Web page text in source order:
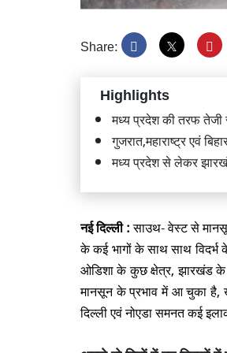
Share:
Highlights
मध्य प्रदेश की तरफ तेजी
गुजरात,महाराष्ट्र एवं
मध्य प्रदेश से लेकर
नई दिल्ली :साउथ- वेस्ट से
के कई भागों के साथ साथ विदर्भ
ओडिशा के कुछ क्षेत्र, झारखंड के
मानसून के प्रभाव में आ चुका है,
दिल्ली एवं नोएडा समनत कई